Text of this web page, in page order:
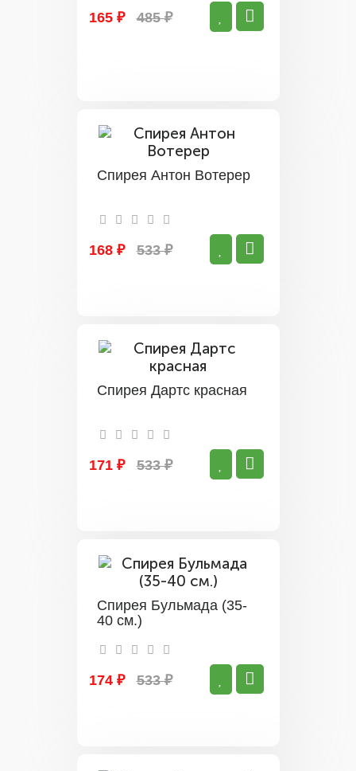
165 ₽ 485 ₽
Спирея Антон Вотерер
168 ₽ 533 ₽
Спирея Дартс красная
171 ₽ 533 ₽
Спирея Бульмада (35-
40 см.)
174 ₽ 533 ₽